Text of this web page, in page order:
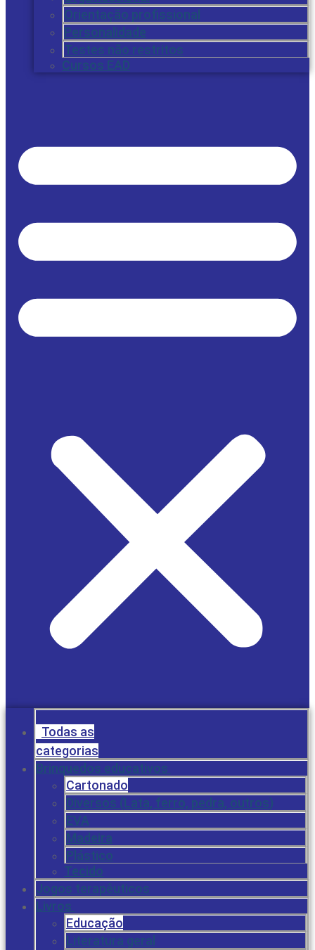
Orientação profissional
Personalidade
Testes não restritos
Cursos EAD
Todas as
categorias
Brinquedos educativos
Cartonado
Diversos (Lata, ferro, pedra, outros)
EVA
Madeira
Plástico
Tecido
Jogos terapêuticos
Livros
Educação
Literatura geral